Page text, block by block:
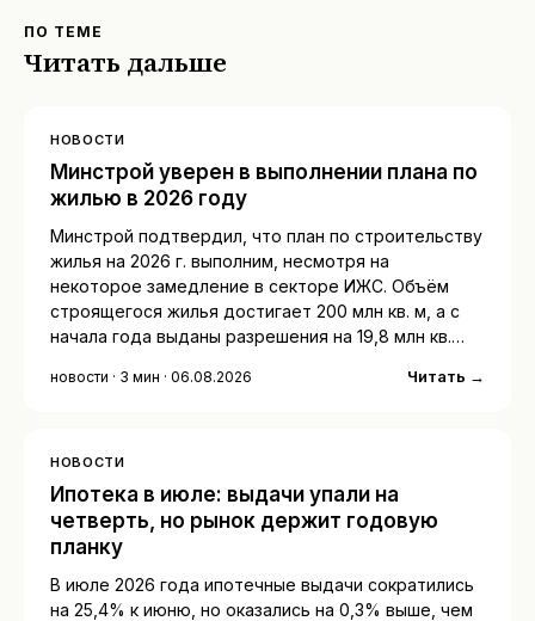
ПО ТЕМЕ
Читать дальше
НОВОСТИ
Минстрой уверен в выполнении плана по
жилью в 2026 году
Минстрой подтвердил, что план по строительству
жилья на 2026 г. выполним, несмотря на
некоторое замедление в секторе ИЖС. Объём
строящегося жилья достигает 200 млн кв. м, а с
начала года выданы разрешения на 19,8 млн кв.…
новости · 3 мин · 06.08.2026 Читать →
НОВОСТИ
Ипотека в июле: выдачи упали на
четверть, но рынок держит годовую
планку
В июле 2026 года ипотечные выдачи сократились
на 25,4% к июню, но оказались на 0,3% выше, чем